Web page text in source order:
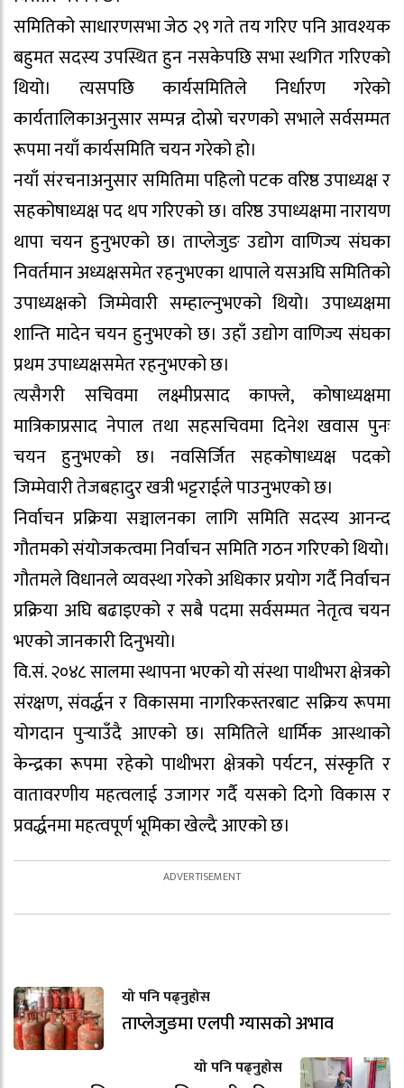
समितिको साधारणसभा जेठ २९ गते तय गरिए पनि आवश्यक
बहुमत सदस्य उपस्थित हुन नसकेपछि सभा स्थगित गरिएको
थियो। त्यसपछि कार्यसमितिले निर्धारण गरेको
कार्यतालिकाअनुसार सम्पन्न दोस्रो चरणको सभाले सर्वसम्मत
रूपमा नयाँ कार्यसमिति चयन गरेको हो।
नयाँ संरचनाअनुसार समितिमा पहिलो पटक वरिष्ठ उपाध्यक्ष र
सहकोषाध्यक्ष पद थप गरिएको छ। वरिष्ठ उपाध्यक्षमा नारायण
थापा चयन हुनुभएको छ। ताप्लेजुङ उद्योग वाणिज्य संघका
निवर्तमान अध्यक्षसमेत रहनुभएका थापाले यसअघि समितिको
उपाध्यक्षको जिम्मेवारी सम्हाल्नुभएको थियो। उपाध्यक्षमा
शान्ति मादेन चयन हुनुभएको छ। उहाँ उद्योग वाणिज्य संघका
प्रथम उपाध्यक्षसमेत रहनुभएको छ।
त्यसैगरी सचिवमा लक्ष्मीप्रसाद काफ्ले, कोषाध्यक्षमा
मात्रिकाप्रसाद नेपाल तथा सहसचिवमा दिनेश खवास पुनः
चयन हुनुभएको छ। नवसिर्जित सहकोषाध्यक्ष पदको
जिम्मेवारी तेजबहादुर खत्री भट्टराईले पाउनुभएको छ।
निर्वाचन प्रक्रिया सञ्चालनका लागि समिति सदस्य आनन्द
गौतमको संयोजकत्वमा निर्वाचन समिति गठन गरिएको थियो।
गौतमले विधानले व्यवस्था गरेको अधिकार प्रयोग गर्दै निर्वाचन
प्रक्रिया अघि बढाइएको र सबै पदमा सर्वसम्मत नेतृत्व चयन
भएको जानकारी दिनुभयो।
वि.सं. २०४८ सालमा स्थापना भएको यो संस्था पाथीभरा क्षेत्रको
संरक्षण, संवर्द्धन र विकासमा नागरिकस्तरबाट सक्रिय रूपमा
योगदान पुर्‍याउँदै आएको छ। समितिले धार्मिक आस्थाको
केन्द्रका रूपमा रहेको पाथीभरा क्षेत्रको पर्यटन, संस्कृति र
वातावरणीय महत्वलाई उजागर गर्दै यसको दिगो विकास र
प्रवर्द्धनमा महत्वपूर्ण भूमिका खेल्दै आएको छ।
यो पनि पढ्नुहोस
ताप्लेजुङमा एलपी ग्यासको अभाव
यो पनि पढ्नुहोस